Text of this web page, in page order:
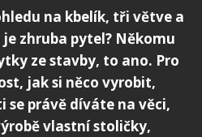
na kbelík, tři větve a
zhruba pytel? Někomu
ze stavby, to ano. Pro
jak si něco vyrobit,
se právě díváte na věci,
vlastní stoličky,